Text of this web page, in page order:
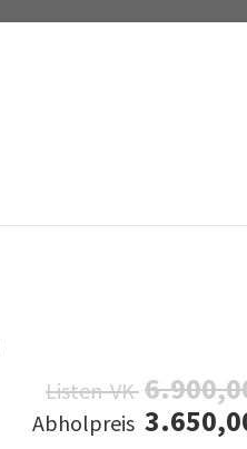
Listen-VK
Abholpreis